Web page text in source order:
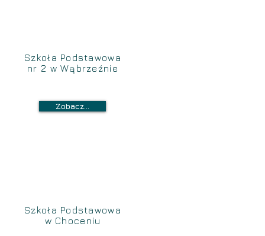
Szkoła Podstawowa
nr 2 w Wąbrzeźnie
Zobacz...
Szkoła Podstawowa
w Choceniu